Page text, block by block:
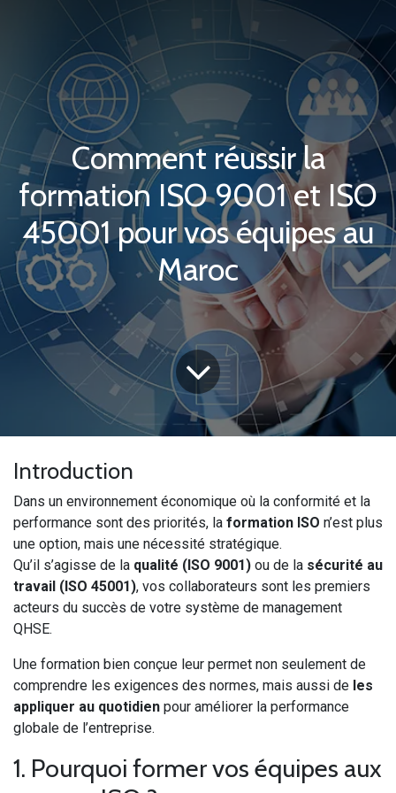
Comment réussir la
formation ISO 9001 et ISO
45001 pour vos équipes au
Maroc
Introduction
Dans un environnement économique où la conformité et la
performance sont des priorités, la formation ISO n’est plus
une option, mais une nécessité stratégique.
Qu’il s’agisse de la qualité (ISO 9001) ou de la sécurité au
travail (ISO 45001), vos collaborateurs sont les premiers
acteurs du succès de votre système de management
QHSE.
Une formation bien conçue leur permet non seulement de
comprendre les exigences des normes, mais aussi de les
appliquer au quotidien pour améliorer la performance
globale de l’entreprise.
1. Pourquoi former vos équipes aux